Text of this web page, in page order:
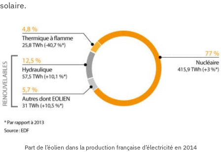
solaire.
Part de l’éolien dans la production française d’électricité en 2014